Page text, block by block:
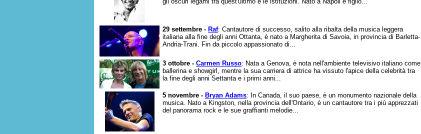
29 settembre - Raf: Cantautore di successo, salito alla ribalta della musica leggera
italiana alla fine degli anni Ottanta, è nato a Margherita di Savoia, in provincia di Barletta-
Andria-Trani. Fin da piccolo appassionato di...
3 ottobre - Carmen Russo: Nata a Genova, è nota nell'ambiente televisivo italiano come
ballerina e showgirl, mentre la sua carriera di attrice ha vissuto l'apice della celebrità tra
la fine degli anni Settanta e i primi anni...
5 novembre - Bryan Adams: In Canada, il suo paese, è un monumento nazionale della
musica. Nato a Kingston, nella provincia dell'Ontario, è un cantautore tra i più apprezzati
del panorama rock e le sue graffianti melodie...